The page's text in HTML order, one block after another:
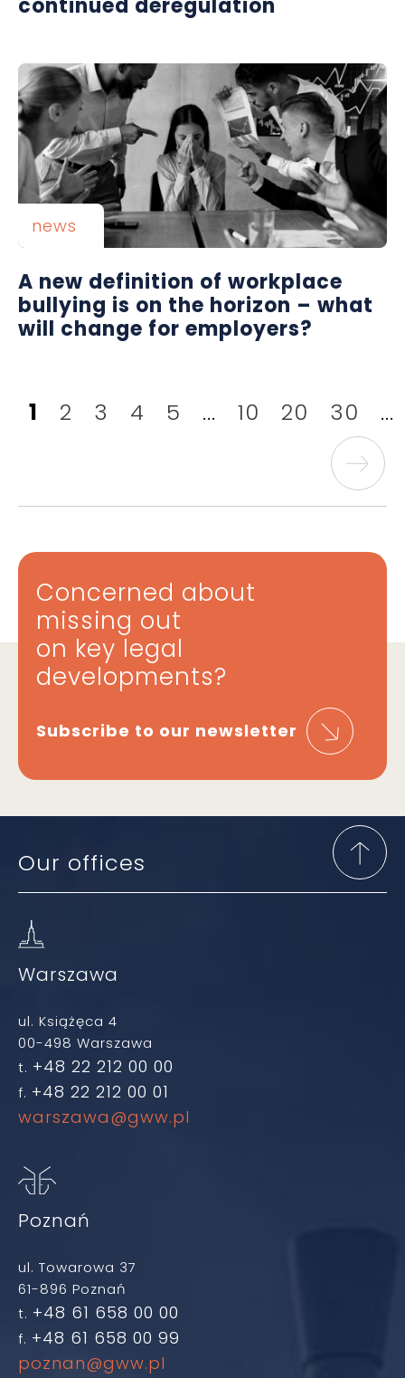
continued deregulation
news
A new definition of workplace
bullying is on the horizon – what
will change for employers?
1 2 3 4 5 ... 10 20 30 ...
Concerned about
missing out
on key legal
developments?
Subscribe to our newsletter
Our offices
Warszawa
ul. Książęca 4
00-498 Warszawa
t. +48 22 212 00 00
f. +48 22 212 00 01
warszawa@gww.pl
Poznań
ul. Towarowa 37
61-896 Poznań
t. +48 61 658 00 00
f. +48 61 658 00 99
poznan@gww.pl